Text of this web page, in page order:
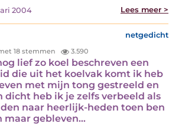
2004 Lees meer >
netgedicht
18 stemmen 3.590
lief zo koel beschreven een
die uit het koelvak komt ik heb
met mijn tong gestreeld en
dicht heb ik je zelfs verbeeld als
naar heerlijk-heden toen ben
maar gebleven…